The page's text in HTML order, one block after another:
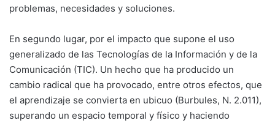
problemas, necesidades y soluciones.
En segundo lugar, por el impacto que supone el uso
generalizado de las Tecnologías de la Información y de la
Comunicación (TIC). Un hecho que ha producido un
cambio radical que ha provocado, entre otros efectos, que
el aprendizaje se convierta en ubicuo (Burbules, N. 2.011),
superando un espacio temporal y físico y haciendo